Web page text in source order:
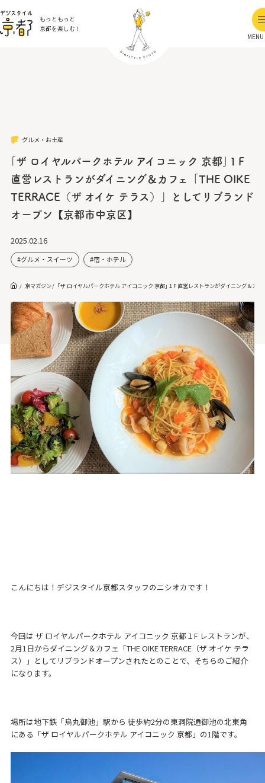
もっともっと
京都を楽しむ！
MENU
グルメ・お土産
｢ザ ロイヤルパークホテル アイコニック 京都｣１F
直営レストランがダイニング＆カフェ「THE OIKE
TERRACE（ザ オイケ テラス）」としてリブランド
オープン【京都市中京区】
2025.02.16
グルメ・スイーツ 宿・ホテル
京マガジン ｢ザ ロイヤルパークホテル アイコニック 京都｣１F 直営レストランがダイニング＆カ
こんにちは！デジスタイル京都スタッフのニシオカです！
今回は ザ ロイヤルパークホテル アイコニック 京都１F レストランが、
2月1日からダイニング＆カフェ「THE OIKE TERRACE（ザ オイケ テラ
ス）」としてリブランドオープンされたとのことで、そちらのご紹介
になります。
場所は地下鉄「烏丸御池」駅から 徒歩約2分の東洞院通御池の北東角
にある「ザ ロイヤルパークホテル アイコニック 京都」の1階です。